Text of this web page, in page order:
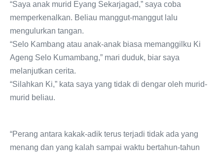
“Saya anak murid Eyang Sekarjagad,” saya coba
memperkenalkan. Beliau manggut-manggut lalu
mengulurkan tangan.
“Selo Kambang atau anak-anak biasa memanggilku Ki
Ageng Selo Kumambang,” mari duduk, biar saya
melanjutkan cerita.
“Silahkan Ki,” kata saya yang tidak di dengar oleh murid-
murid beliau.
“Perang antara kakak-adik terus terjadi tidak ada yang
menang dan yang kalah sampai waktu bertahun-tahun